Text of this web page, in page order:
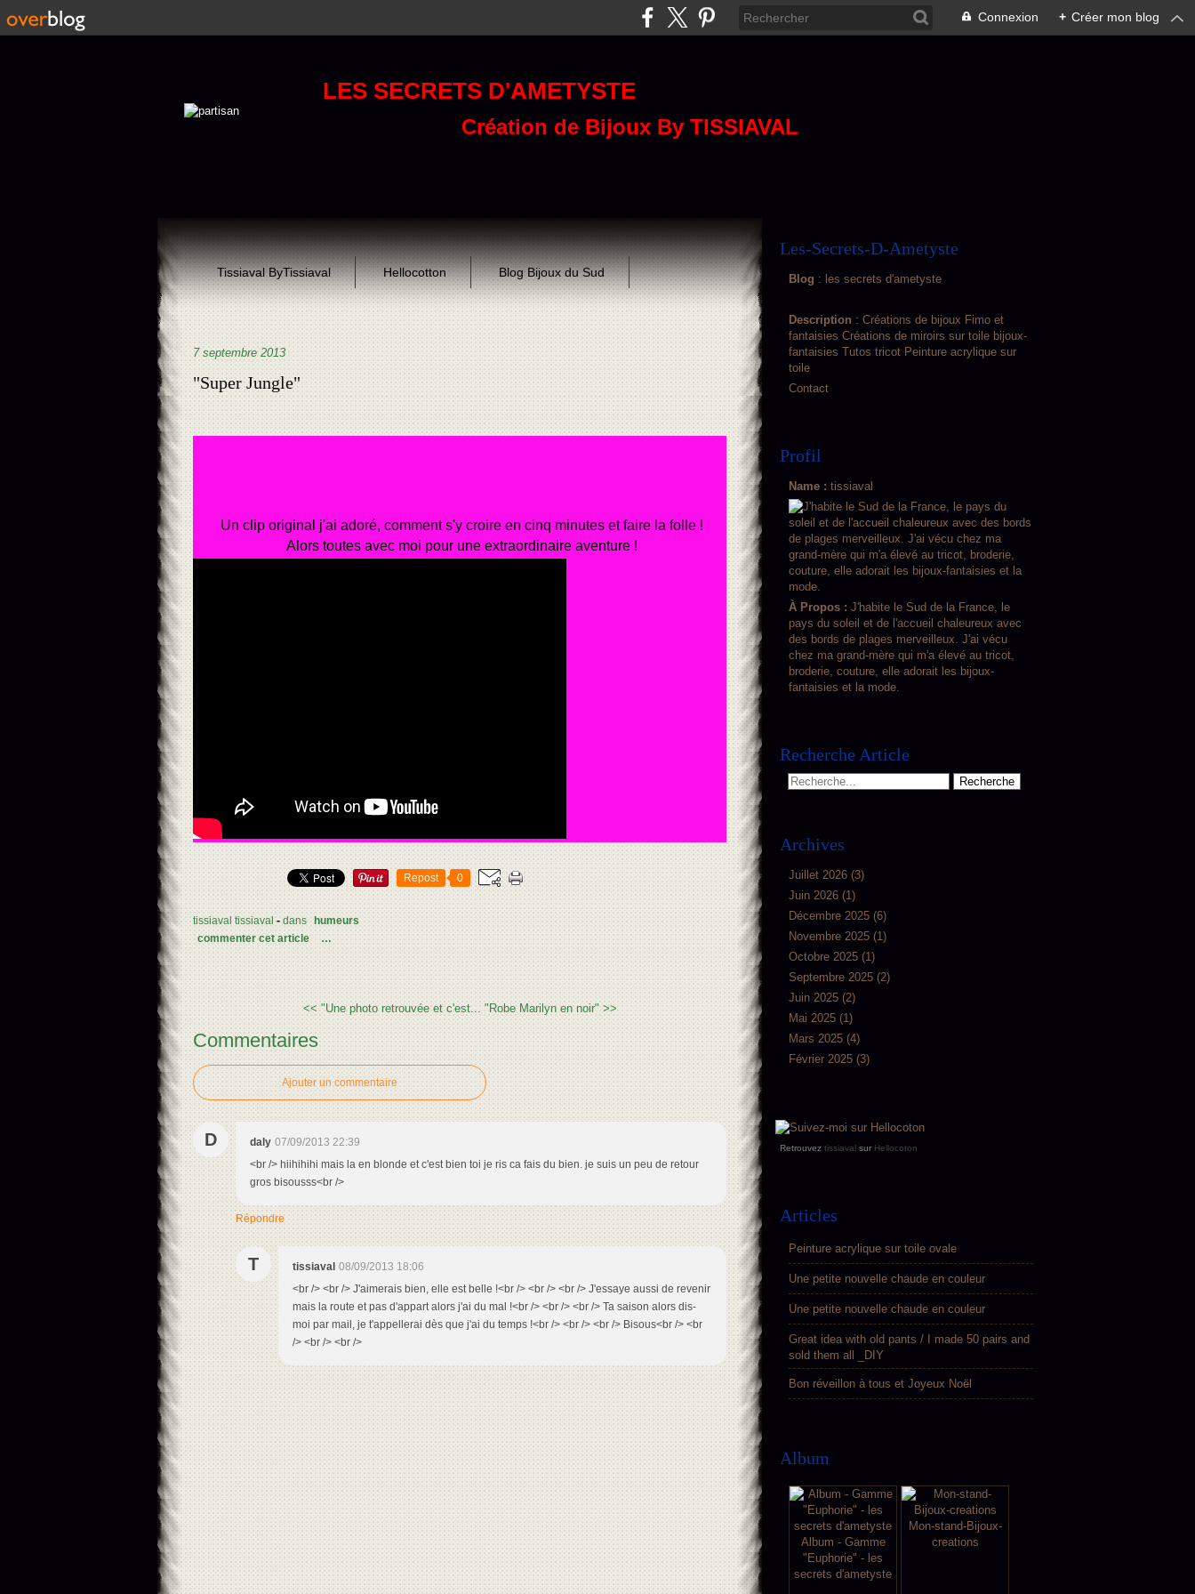
Connexion + Créer mon blog
LES SECRETS D'AMETYSTE
Création de Bijoux By TISSIAVAL
Tissiaval ByTissiaval Hellocotton Blog Bijoux du Sud
7 septembre 2013
"Super Jungle"
Un clip original j'ai adoré, comment s'y croire en cinq minutes et faire la folle !
Alors toutes avec moi pour une extraordinaire aventure !
Repost 0
tissiaval tissiaval - dans humeurs
commenter cet article
…
<< "Une photo retrouvée et c'est... "Robe Marilyn en noir" >>
Commentaires
Ajouter un commentaire
D daly 07/09/2013 22:39
<br /> hiihihihi mais la en blonde et c'est bien toi je ris ca fais du bien. je suis un peu de retour
gros bisousss<br />
Répondre
T tissiaval 08/09/2013 18:06
<br /> <br /> J'aimerais bien, elle est belle !<br /> <br /> <br /> J'essaye aussi de revenir
mais la route et pas d'appart alors j'ai du mal !<br /> <br /> <br /> Ta saison alors dis-
moi par mail, je t'appellerai dès que j'ai du temps !<br /> <br /> <br /> Bisous<br /> <br
/> <br /> <br />
Les-Secrets-D-Ametyste
Blog : les secrets d'ametyste
Description : Créations de bijoux Fimo et
fantaisies Créations de miroirs sur toile bijoux-
fantaisies Tutos tricot Peinture acrylique sur
toile
Contact
Profil
Name : tissiaval
À Propos : J'habite le Sud de la France, le
pays du soleil et de l'accueil chaleureux avec
des bords de plages merveilleux. J'ai vécu
chez ma grand-mère qui m'a élevé au tricot,
broderie, couture, elle adorait les bijoux-
fantaisies et la mode.
Recherche Article
Archives
Juillet 2026 (3)
Juin 2026 (1)
Décembre 2025 (6)
Novembre 2025 (1)
Octobre 2025 (1)
Septembre 2025 (2)
Juin 2025 (2)
Mai 2025 (1)
Mars 2025 (4)
Février 2025 (3)
Retrouvez tissiaval sur Hellocoton
Articles
Peinture acrylique sur toile ovale
Une petite nouvelle chaude en couleur
Une petite nouvelle chaude en couleur
Great idea with old pants / I made 50 pairs and
sold them all _DIY
Bon réveillon à tous et Joyeux Noël
Album
Album - Gamme
"Euphorie" - les
secrets d'ametyste
Mon-stand-Bijoux-
creations